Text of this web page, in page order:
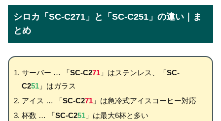
シロカ「SC-C271」と「SC-C251」の違い｜ま
とめ
サーバー … 「SC-C271」はステンレス、「SC-
C251」はガラス
アイス … 「SC-C271」は急冷式アイスコーヒー対応
杯数 … 「SC-C251」は最大6杯と多い